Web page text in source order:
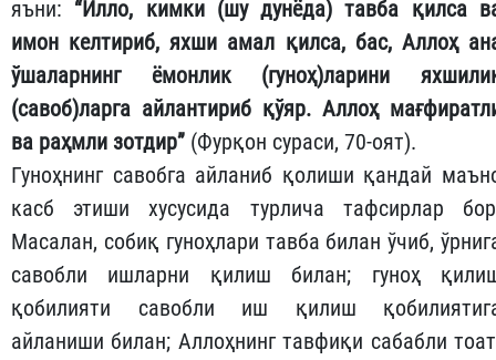
яъни: “Илло, кимки (шу дунёда) тавба қилса
имон келтириб, яхши амал қилса, бас, Аллоҳ
ўшаларнинг ёмонлик (гуноҳ)ларини
(савоб)ларга айлантириб қўяр. Аллоҳ
ва раҳмли зотдир” (Фурқон сураси, 70-оят).
Гуноҳнинг савобга айланиб қолиши қандай
касб этиши хусусида турлича тафсирлар
Масалан, собиқ гуноҳлари тавба билан ўчиб,
савобли ишларни қилиш билан; гуноҳ
қобилияти савобли иш қилиш
айланиши билан; Аллоҳнинг тавфиқи сабабли